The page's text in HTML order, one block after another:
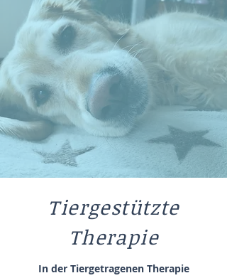
Tiergestützte
Therapie
In der Tiergetragenen Therapie